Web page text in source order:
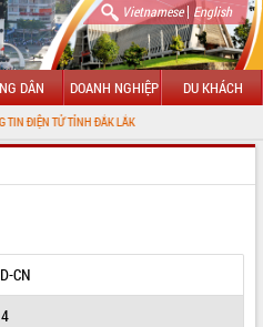
Vietnamese| English
DÂN DOANH NGHIỆP DU KHÁCH
TỈNH ĐẮK LẮK
CN